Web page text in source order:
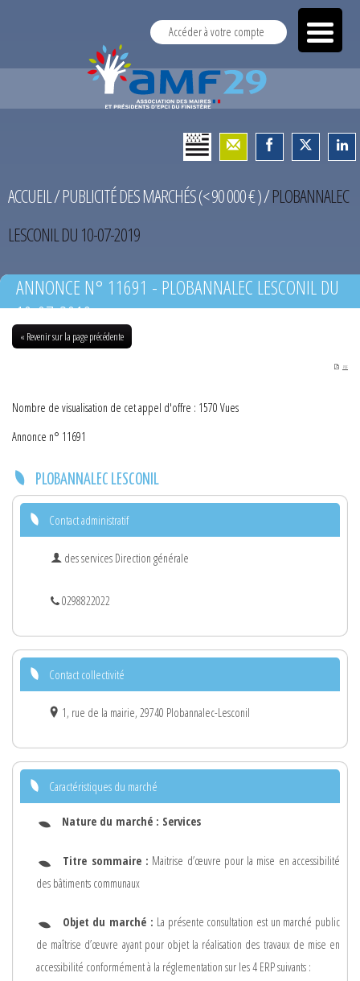
Accéder à votre compte
ACCUEIL/PUBLICITÉ DES MARCHÉS (< 90 000 € )/PLOBANNALEC
LESCONIL DU 10-07-2019
ANNONCE N° 11691 - PLOBANNALEC LESCONIL DU
10-07-2019
« Revenir sur la page précédente
PDF
Nombre de visualisation de cet appel d'offre : 1570 Vues
Annonce n° 11691
PLOBANNALEC LESCONIL
Contact administratif
des services Direction générale
0298822022
Contact collectivité
1, rue de la mairie, 29740 Plobannalec-Lesconil
Caractéristiques du marché
Nature du marché : Services
Titre sommaire : Maitrise d’œuvre pour la mise en accessibilité
des bâtiments communaux
Objet du marché : La présente consultation est un marché public
de maîtrise d’œuvre ayant pour objet la réalisation des travaux de mise en
accessibilité conformément à la réglementation sur les 4 ERP suivants :